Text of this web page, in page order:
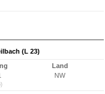
(L 23)
Land
NW